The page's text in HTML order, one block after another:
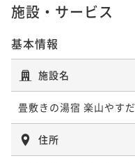
施設・サービス
基本情報
施設名
畳敷きの湯宿 楽山やすだ
住所